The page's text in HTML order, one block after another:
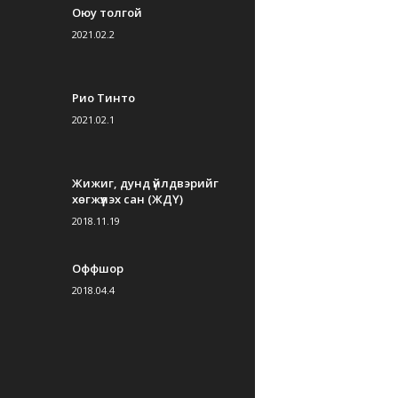
Оюу толгой
2021.02.2
Рио Тинто
2021.02.1
Жижиг, дунд үйлдвэрийг
хөгжүүлэх сан (ЖДҮ)
2018.11.19
Оффшор
2018.04.4